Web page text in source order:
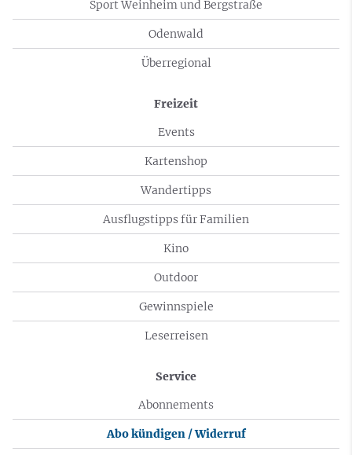
Sport Weinheim und Bergstraße
Odenwald
Überregional
Freizeit
Events
Kartenshop
Wandertipps
Ausflugstipps für Familien
Kino
Outdoor
Gewinnspiele
Leserreisen
Service
Abonnements
Abo kündigen / Widerruf